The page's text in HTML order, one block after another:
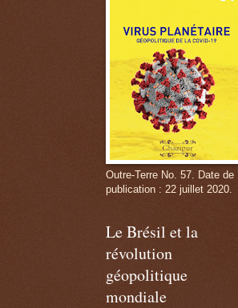
Outre-Terre No. 57. Date de
publication : 22 juillet 2020.
Le Brésil et la
révolution
géopolitique
mondiale